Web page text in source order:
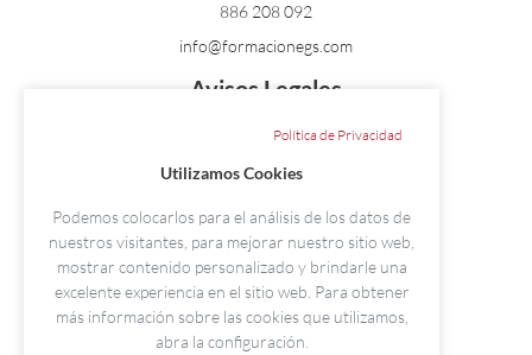
Política de Privacidad
Utilizamos Cookies
Podemos colocarlos para el análisis de los datos de
nuestros visitantes, para mejorar nuestro sitio web,
mostrar contenido personalizado y brindarle una
excelente experiencia en el sitio web. Para obtener
más información sobre las cookies que utilizamos,
abra la configuración.
886 208 092
info@formacionegs.com
Avisos Legales
Política de Privacidad
Nuestras Sedes
Pontevedra
Paseo Colón 15 - Local I. 36002